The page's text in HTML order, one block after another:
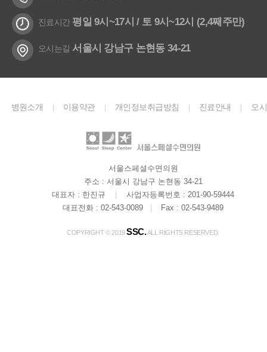
진료시간 평일 9시~17시 / 토 9시~12시 (2,4째주만)
오시는길 서울시 강남구 논현동 34-21
병원소개 이용약관 개인정보취급방침 진료안내 오
길 | Youtube
서울스페셜수면의원
주소 : 서울시 강남구 논현동 34-21
대표자 : 한진규
사업자등록번호 : 201-90-59444
대표전화 : 02-543-0089
Fax : 02-543-9489
COPYRIGHT © 2019SSC.ALL RIGHTS RESERVED.